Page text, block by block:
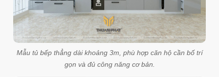
Mẫu tủ bếp thẳng dài khoảng 3m, phù hợp căn hộ cần bố trí
gọn và đủ công năng cơ bản.